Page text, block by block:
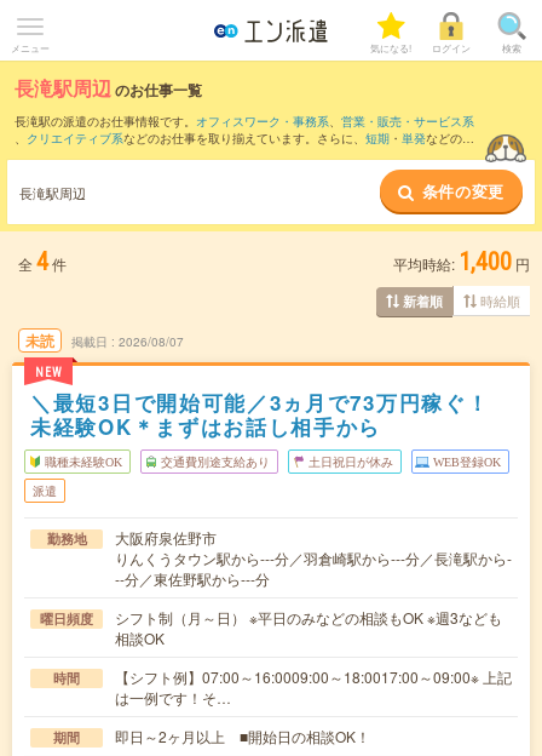
メニュー 気になる! ログイン 検索
長滝駅周辺のお仕事一覧
長滝駅の派遣のお仕事情報です。 オフィスワーク・事務系、 営業・販売・サービス系
、 クリエイティブ系などのお仕事を取り揃えています。さらに、 短期 ・ 単発などの期
また、岸和田駅 ・ 下松(大阪府)駅な
ど近隣駅のお仕事もご確認いただけます。
長滝駅周辺 条件の変更
全 4件 平均時給: 1,400 円
新着順 時給順
未読
NEW
掲載日 2026/08/07
＼最短3日で開始可能／3ヵ月で73万円稼ぐ！
未経験OK＊まずはお話し相手から
職種未経験OK 交通費別途支給あり 土日祝日が休み WEB登録OK
派遣
勤務地
大阪府泉佐野市
りんくうタウン駅から---分／羽倉崎駅から---分／長滝駅から-
--分／東佐野駅から---分
曜日頻度
シフト制（月～日） ※平日のみなどの相談もOK ※週3なども
相談OK
時間
【シフト例】07:00～16:0009:00～18:0017:00～09:00※ 上記
は一例です！そ…
期間 即日～2ヶ月以上 ■開始日の相談OK！